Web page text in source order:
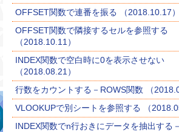
OFFSET関数で連番を振る （2018.10.17）
OFFSET関数で隣接するセルを参照する
（2018.10.11）
INDEX関数で空白時に0を表示させない
（2018.08.21）
行数をカウントする－ROWS関数 （
VLOOKUPで別シートを参照する （
INDEX関数でn行おきにデータを抽出する